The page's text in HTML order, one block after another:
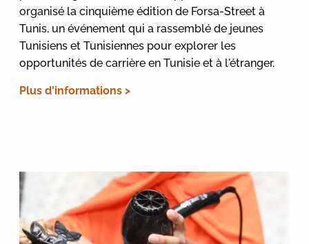
organisé la cinquième édition de Forsa-Street à
Tunis, un événement qui a rassemblé de jeunes
Tunisiens et Tunisiennes pour explorer les
opportunités de carrière en Tunisie et à l'étranger.
Plus d'informations >